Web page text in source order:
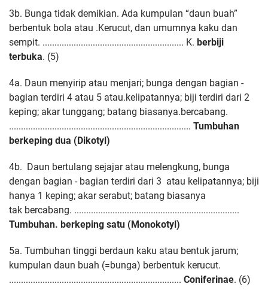
3b. Bunga tidak demikian. Ada kumpulan “daun buah”
berbentuk bola atau .Kerucut, dan umumnya kaku dan
sempit. ........................................................... K. berbiji
terbuka. (5)
4a. Daun menyirip atau menjari; bunga dengan bagian -
bagian terdiri 4 atau 5 atau.kelipatannya; biji terdiri dari 2
keping; akar tunggang; batang biasanya.bercabang.
............................................................................ Tumbuhan
berkeping dua (Dikotyl)
4b. Daun bertulang sejajar atau melengkung, bunga
dengan bagian - bagian terdiri dari 3 atau kelipatannya; biji
hanya 1 keping; akar serabut; batang biasanya
tak bercabang. .....................................................................
Tumbuhan. berkeping satu (Monokotyl)
5a. Tumbuhan tinggi berdaun kaku atau bentuk jarum;
kumpulan daun buah (=bunga) berbentuk kerucut.
........................................................................ Coniferinae. (6)